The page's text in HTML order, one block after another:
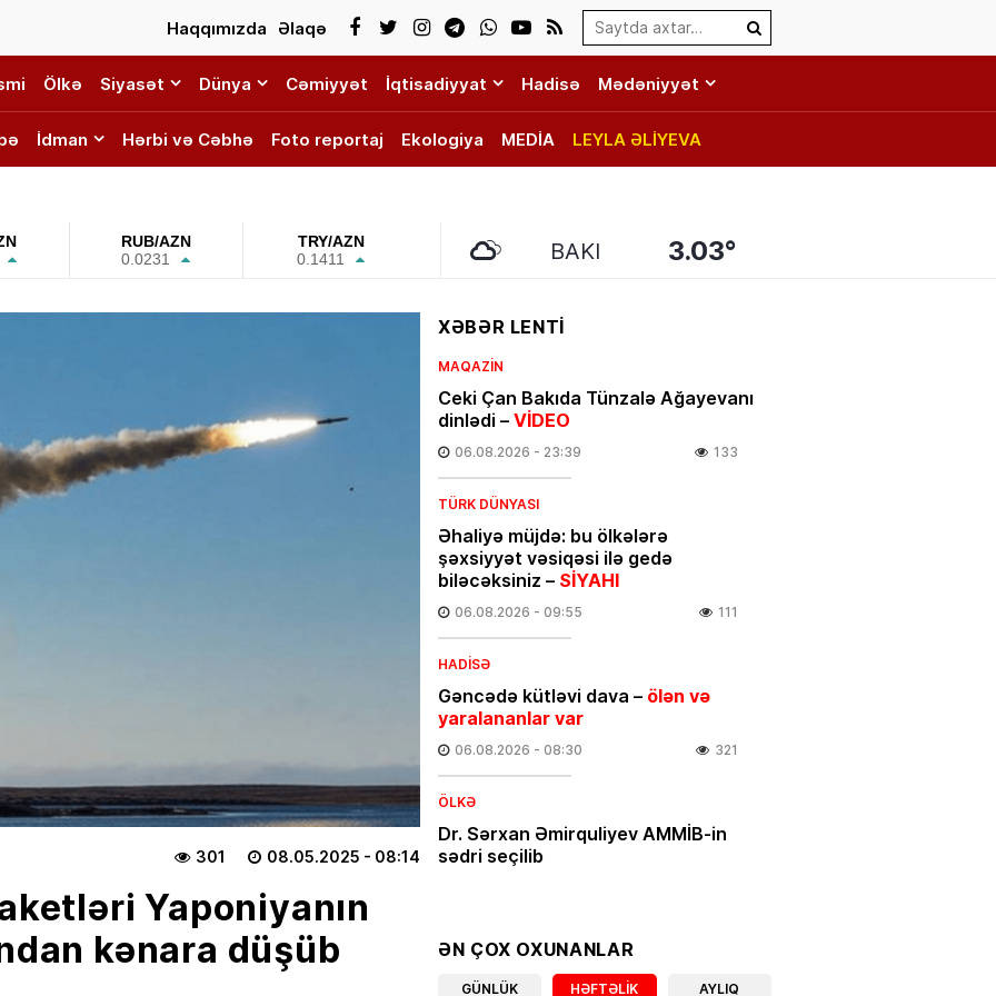
Search…
Haqqımızda Əlaqə
Ölkə Siyasət Dünya Cəmiyyət İqtisadiyyat Hadisə Mədəniyyət
İdman Hərbi və Cəbhə Foto reportaj Ekologiya MEDİA LEYLA ƏLİYEVA
RUB/AZN
0.0231
TRY/AZN
0.1411
BAKI 3.03°
08.05.2025 - 08:14
301
Yaponiyanın
kənara düşüb
XƏBƏR LENTİ
MAQAZIN
Ceki Çan Bakıda Tünzalə Ağayevanı
dinlədi –VİDEO
06.08.2026 - 23:39 133
TÜRK DÜNYASI
Əhaliyə müjdə: bu ölkələrə
şəxsiyyət vəsiqəsi ilə gedə
biləcəksiniz – SİYAHI
06.08.2026 - 09:55 111
HADISƏ
Gəncədə kütləvi dava – ölən və
yaralananlar var
06.08.2026 - 08:30 321
ÖLKƏ
Dr. Sərxan Əmirquliyev AMMİB-in
sədri seçilib
CƏMIYYƏT
Günün ULDUZ FALI– Ciddi maskanı
ƏN ÇOX OXUNANLAR
GÜNLÜK HƏFTƏLIK AYLIQ